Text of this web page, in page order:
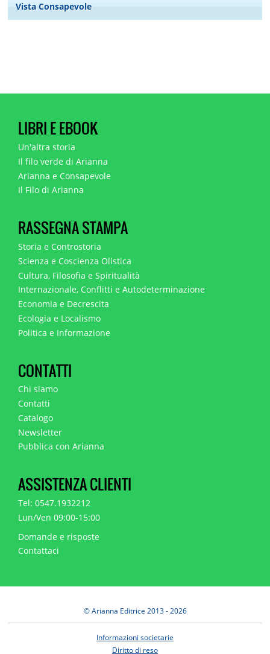
Vista Consapevole
LIBRI E EBOOK
Un'altra storia
Il filo verde di Arianna
Arianna e Consapevole
Il Filo di Arianna
RASSEGNA STAMPA
Storia e Controstoria
Scienza e Coscienza Olistica
Cultura, Filosofia e Spiritualità
Internazionale, Conflitti e Autodeterminazione
Economia e Decrescita
Ecologia e Localismo
Politica e Informazione
CONTATTI
Chi siamo
Contatti
Catalogo
Newsletter
Pubblica con Arianna
ASSISTENZA CLIENTI
Tel: 0547.1932212
Lun/Ven 09:00-15:00
Domande e risposte
Contattaci
© Arianna Editrice 2013 - 2026
Informazioni societarie
Diritto di reso